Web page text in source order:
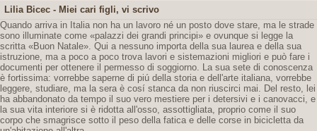
Lilia Bicec - Miei cari figli, vi scrivo
Quando arriva in Italia non ha un lavoro né un posto dove stare, ma le strade
sono illuminate come «palazzi dei grandi principi» e ovunque si legge la
scritta «Buon Natale». Qui a nessuno importa della sua laurea e della sua
istruzione, ma a poco a poco trova lavori e sistemazioni migliori e può fare i
documenti per ottenere il permesso di soggiorno. La sua sete di conoscenza
è fortissima: vorrebbe saperne di piú della storia e dell'arte italiana, vorrebbe
leggere, studiare, ma la sera è cosí stanca da non riuscirci mai. Del resto, lei
ha abbandonato da tempo il suo vero mestiere per i detersivi e i canovacci, e
la sua vita interiore si è ridotta all'osso, assottigliata, proprio come il suo
corpo che smagrisce sotto il peso della fatica e delle corse in bicicletta da